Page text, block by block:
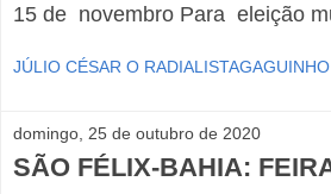
15 de novembro Para eleição
JÚLIO CÉSAR O RADIALISTAGAGUINHO
domingo, 25 de outubro de 2020
SÃO FÉLIX-BAHIA: